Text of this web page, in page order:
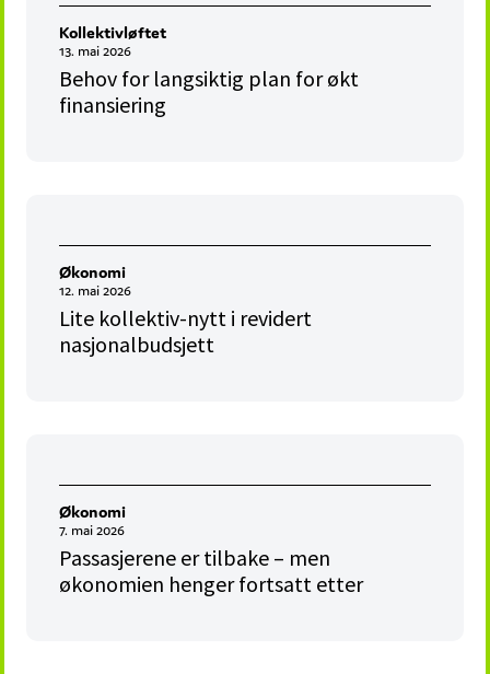
Kollektivløftet
13. mai 2026
Behov for langsiktig plan for økt
finansiering
Økonomi
12. mai 2026
Lite kollektiv-nytt i revidert
nasjonalbudsjett
Økonomi
7. mai 2026
Passasjerene er tilbake – men
økonomien henger fortsatt etter